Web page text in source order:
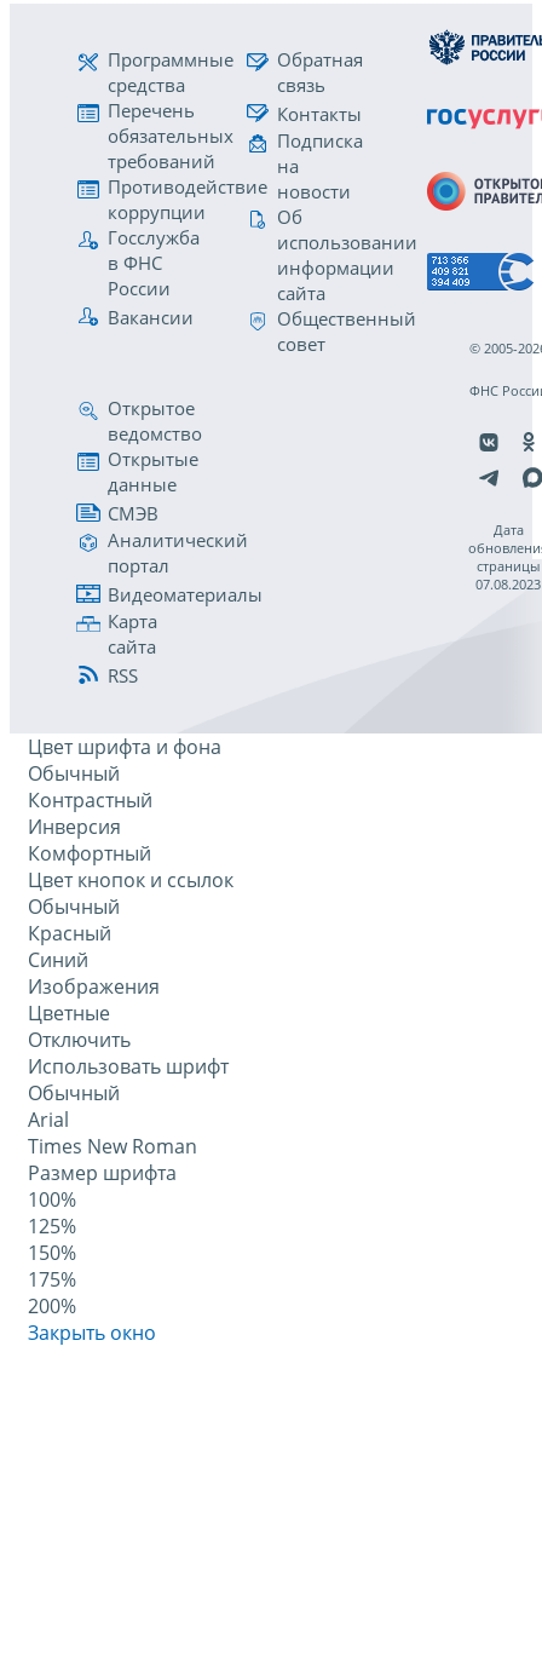
Программные
средства
Перечень
обязательных
требований
Противодействие
коррупции
Госслужба
в ФНС
России
Вакансии
Обратная
связь
Контакты
Подписка
на
новости
Об
использовании
информации
сайта
Общественный
совет
Открытое
ведомство
Открытые
данные
СМЭВ
Аналитический
портал
Видеоматериалы
Карта
сайта
RSS
© 2005-
ФНС
Дата
страницы
07.08.2023
Цвет шрифта и фона
Обычный
Контрастный
Инверсия
Комфортный
Цвет кнопок и ссылок
Обычный
Красный
Синий
Изображения
Цветные
Отключить
Использовать шрифт
Обычный
Arial
Times New Roman
Размер шрифта
100%
125%
150%
175%
200%
Закрыть окно